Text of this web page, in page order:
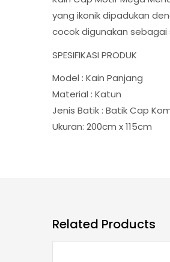
yang ikonik dipadukan
cocok digunakan
SPESIFIKASI PRODUK
Model : Kain Panjang
Material : Katun
Jenis Batik : Batik Cap
Ukuran: 200cm x 115cm
Related Products